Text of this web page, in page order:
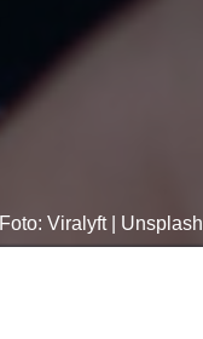
Foto: Viralyft | Unsplash